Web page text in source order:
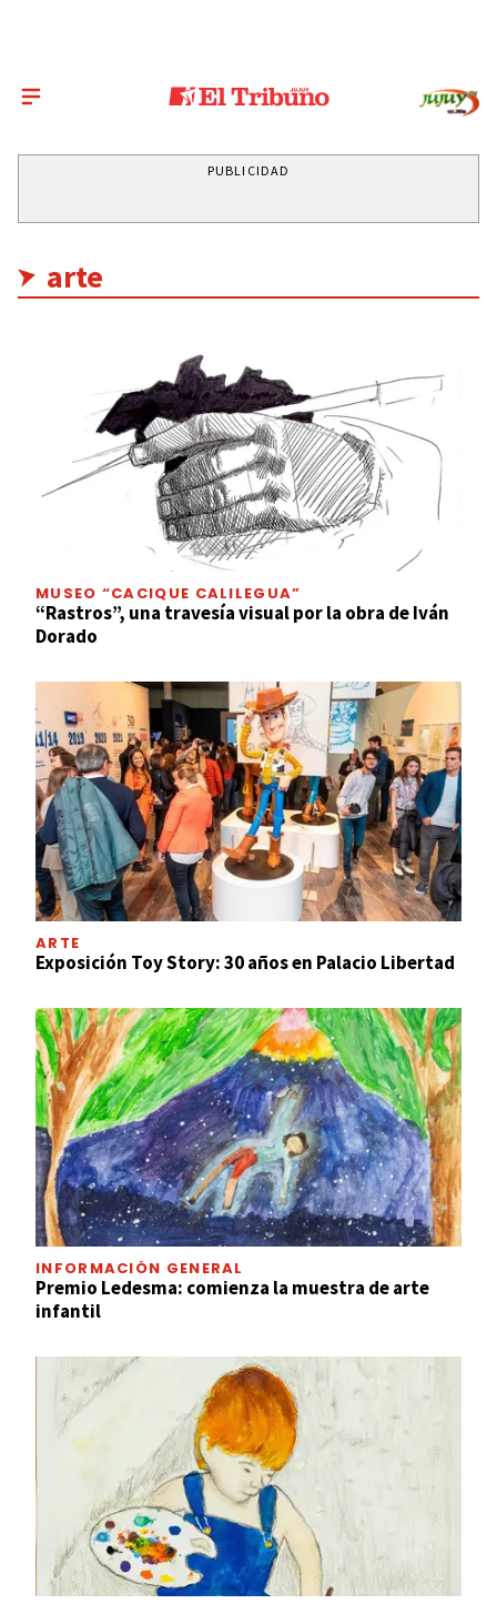
PUBLICIDAD
arte
MUSEO “CACIQUE CALILEGUA”
“Rastros”, una travesía visual por la obra de Iván
Dorado
ARTE
Exposición Toy Story: 30 años en Palacio Libertad
INFORMACIÓN GENERAL
Premio Ledesma: comienza la muestra de arte
infantil